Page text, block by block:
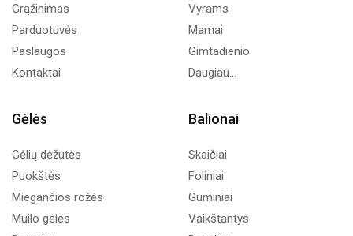
Grąžinimas
Parduotuvės
Paslaugos
Kontaktai
Vyrams
Mamai
Gimtadienio
Daugiau...
Gėlės
Gėlių dėžutės
Puokštės
Miegančios rožės
Muilo gėlės
Balionai
Skaičiai
Foliniai
Guminiai
Vaikštantys